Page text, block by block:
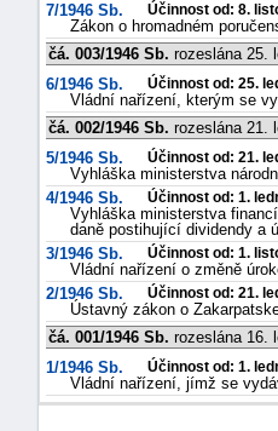
7/1946 Sb.
Účinnost od: 8.
Zákon o hromadném
čá. 003/1946 Sb. rozeslána 25.
6/1946 Sb.
Účinnost od: 25.
Vládní nařízení, kterým se
čá. 002/1946 Sb. rozeslána 21.
5/1946 Sb.
Účinnost od: 21.
Vyhláška ministerstva
4/1946 Sb.
Účinnost od: 1.
Vyhláška ministerstva
daně postihující dividendy a
3/1946 Sb.
Účinnost od: 1.
Vládní nařízení o změně
2/1946 Sb.
Účinnost od: 21.
Ústavný zákon o
čá. 001/1946 Sb. rozeslána 16.
1/1946 Sb.
Účinnost od: 1.
Vládní nařízení, jímž se